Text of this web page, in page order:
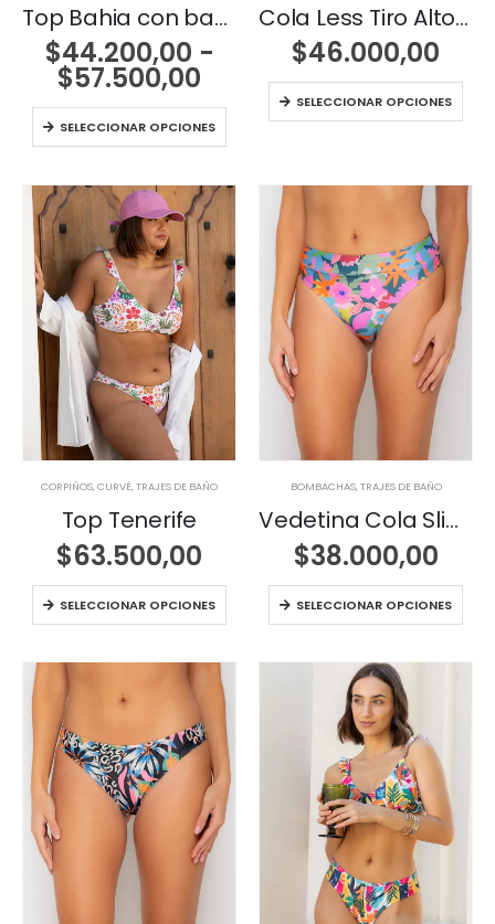
Top Bahia con base y moño
$44.200,00 -
$57.500,00 Rango
de
precios:
desde
$44.200,00
hasta
$57.500,00
SELECCIONAR OPCIONES
Cola Less Tiro Alto Aruba
$46.000,00
SELECCIONAR OPCIONES
CORPIÑOS,CURVÉ,TRAJES DE BAÑO
Top Tenerife
$63.500,00
SELECCIONAR OPCIONES
BOMBACHAS,TRAJES DE BAÑO
Vedetina Cola Slim con Pretina
$38.000,00
SELECCIONAR OPCIONES